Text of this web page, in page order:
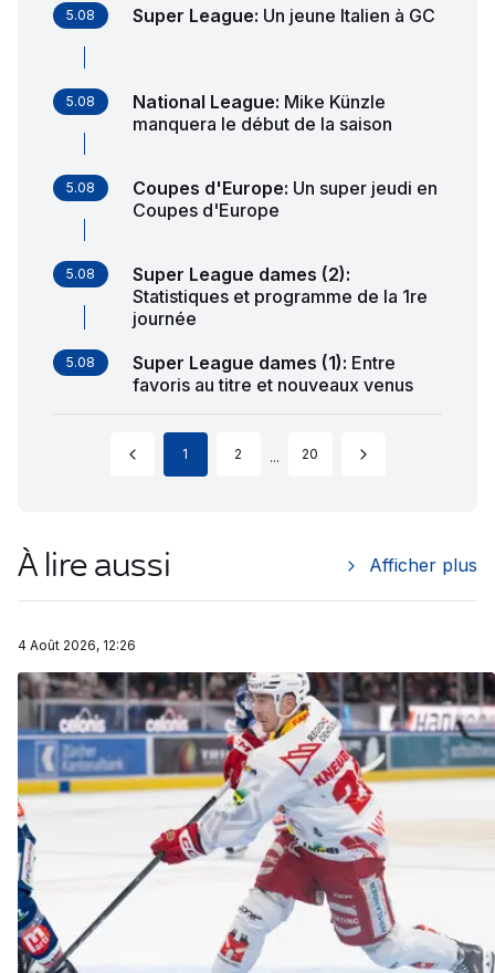
5.08 Super League: Un jeune Italien à GC
5.08 National League: Mike Künzle
manquera le début de la saison
5.08 Coupes d'Europe: Un super jeudi en
Coupes d'Europe
5.08 Super League dames (2):
Statistiques et programme de la 1re
journée
5.08 Super League dames (1): Entre
favoris au titre et nouveaux venus
1 2 ... 20
À lire aussi Afficher plus
4 Août 2026, 12:26